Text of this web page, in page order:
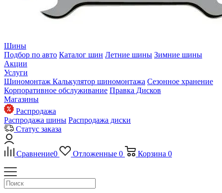
Шины
Подбор по авто Каталог шин Летние шины Зимние шины
Акции
Услуги
Шиномонтаж Калькулятор шиномонтажа Сезонное хранение
Корпоративное обслуживание Правка Дисков
Магазины
Распродажа
Распродажа шины Распродажа диски
Статус заказа
Сравнение0 Отложенные 0 Корзина 0